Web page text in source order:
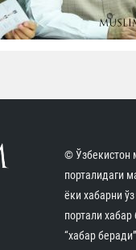
© Ўзбекистон
порталидаги
ёки хабарни
портали
“хабар